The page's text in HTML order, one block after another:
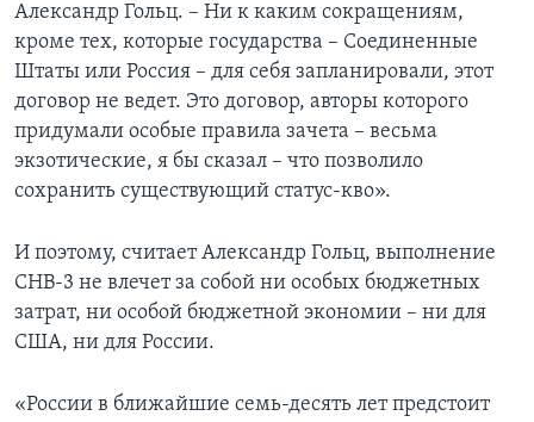
Александр Гольц. – Ни к каким сокращениям,
кроме тех, которые государства – Соединенные
Штаты или Россия – для себя запланировали, этот
договор не ведет. Это договор, авторы которого
придумали особые правила зачета – весьма
экзотические, я бы сказал – что позволило
сохранить существующий статус-кво».
И поэтому, считает Александр Гольц, выполнение
СНВ-3 не влечет за собой ни особых бюджетных
затрат, ни особой бюджетной экономии – ни для
США, ни для России.
«России в ближайшие семь-десять лет предстоит